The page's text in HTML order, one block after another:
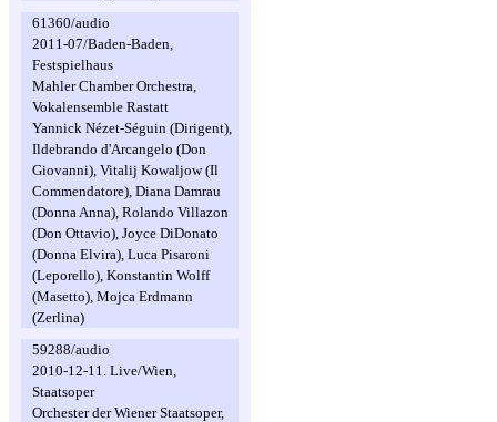
61360/audio
2011-07/Baden-Baden,
Festspielhaus
Mahler Chamber Orchestra,
Vokalensemble Rastatt
Yannick Nézet-Séguin (Dirigent),
Ildebrando d'Arcangelo (Don
Giovanni), Vitalij Kowaljow (Il
Commendatore), Diana Damrau
(Donna Anna), Rolando Villazon
(Don Ottavio), Joyce DiDonato
(Donna Elvira), Luca Pisaroni
(Leporello), Konstantin Wolff
(Masetto), Mojca Erdmann
(Zerlina)
59288/audio
2010-12-11. Live/Wien,
Staatsoper
Orchester der Wiener Staatsoper,